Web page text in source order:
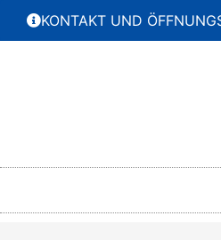
KONTAKT UND